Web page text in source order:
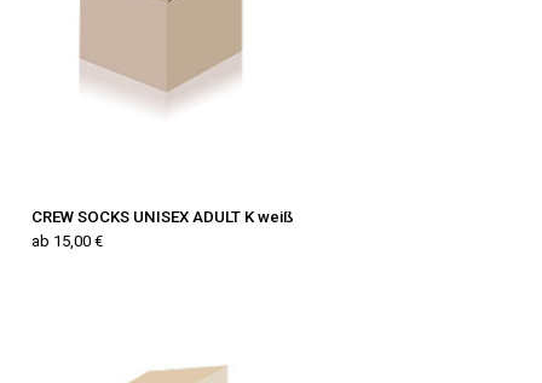
CREW SOCKS UNISEX ADULT K weiß
ab 15,00 €